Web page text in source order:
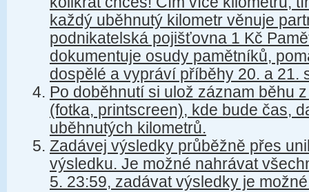
každý uběhnutý kilometr věnuje
podnikatelská pojišťovna 1 Kč
dokumentuje osudy pamětníků,
dospělé a vypráví příběhy 20. a 21.
Po doběhnutí si ulož záznam běhu
(fotka, printscreen), kde bude čas,
uběhnutých kilometrů.
Zadávej výsledky průběžně přes
výsledku. Je možné nahrávat
5. 23:59, zadávat výsledky je